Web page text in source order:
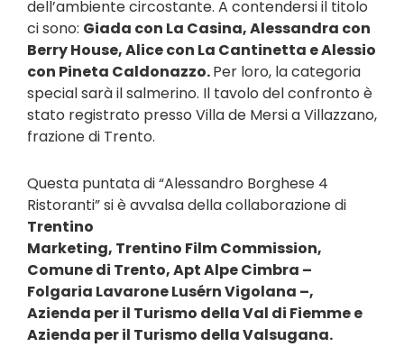
dell’ambiente circostante. A contendersi il titolo
ci sono: Giada con La Casina, Alessandra con
Berry House, Alice con La Cantinetta e Alessio
con Pineta Caldonazzo.Per loro, la categoria
special sarà il salmerino. Il tavolo del confronto è
stato registrato presso Villa de Mersi a Villazzano,
frazione di Trento.
Questa puntata di “Alessandro Borghese 4
Ristoranti” si è avvalsa della collaborazione di
Trentino
Marketing, Trentino Film Commission,
Comune di Trento, Apt Alpe Cimbra –
Folgaria Lavarone Lusérn Vigolana –,
Azienda per il Turismo della Val di Fiemme e
Azienda per il Turismo della Valsugana.